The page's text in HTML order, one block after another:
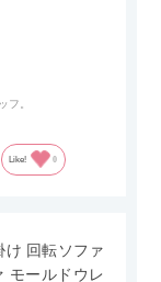
トの場所を気
した。
フ。
Like! 0
け 回転ソファ
モールドウレ